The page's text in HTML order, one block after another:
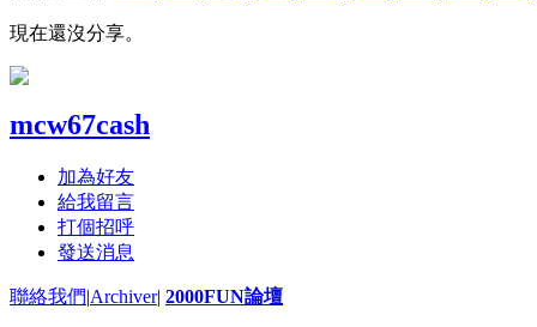
現在還沒分享。
mcw67cash
加為好友
給我留言
打個招呼
發送消息
聯絡我們|Archiver| 2000FUN論壇